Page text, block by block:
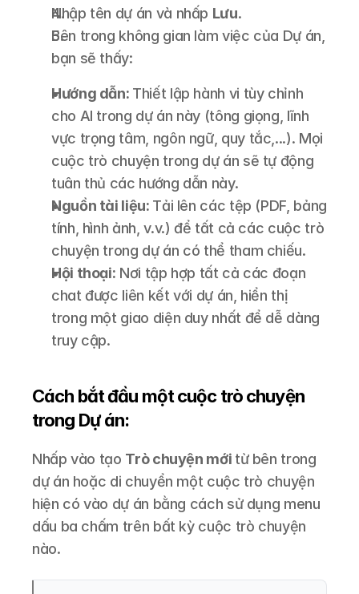
Nhập tên dự án và nhấp Lưu.
Bên trong không gian làm việc của Dự án,
bạn sẽ thấy:
Hướng dẫn: Thiết lập hành vi tùy chỉnh
cho AI trong dự án này (tông giọng, lĩnh
vực trọng tâm, ngôn ngữ, quy tắc,...). Mọi
cuộc trò chuyện trong dự án sẽ tự động
tuân thủ các hướng dẫn này.
Nguồn tài liệu: Tải lên các tệp (PDF, bảng
tính, hình ảnh, v.v.) để tất cả các cuộc trò
chuyện trong dự án có thể tham chiếu.
Hội thoại: Nơi tập hợp tất cả các đoạn
chat được liên kết với dự án, hiển thị
trong một giao diện duy nhất để dễ dàng
truy cập.
Cách bắt đầu một cuộc trò chuyện
trong Dự án:
Nhấp vào tạo Trò chuyện mới từ bên trong
dự án hoặc di chuyển một cuộc trò chuyện
hiện có vào dự án bằng cách sử dụng menu
dấu ba chấm trên bất kỳ cuộc trò chuyện
nào.